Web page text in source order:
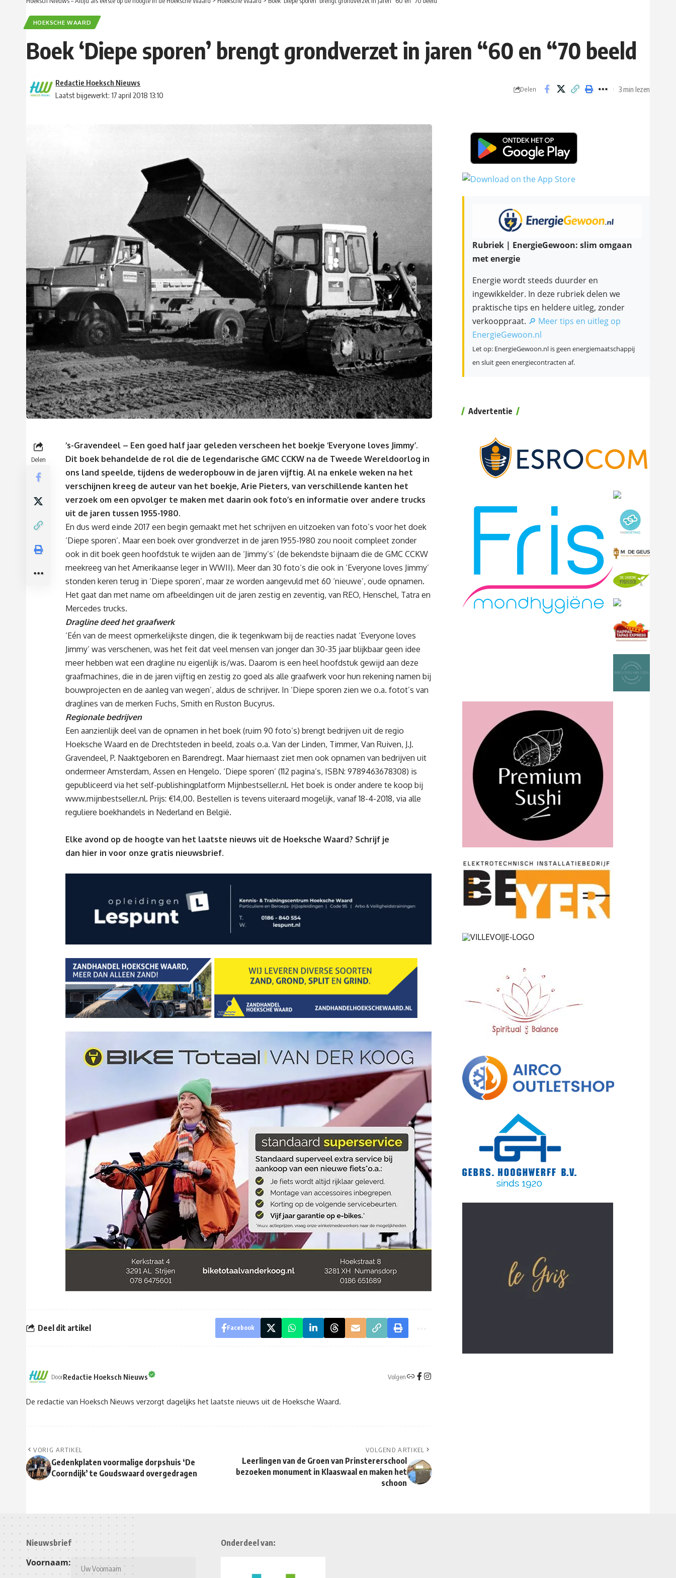
HOEKSCHE WAARD
Boek ‘Diepe sporen’ brengt grondverzet in jaren “60 en “70 beeld
Laatst bijgewerkt: 17 april 2018 13:10
Redactie Hoeksch Nieuws
Delen 3 min lezen
Delen
‘s-Gravendeel – Een goed half jaar geleden verscheen het boekje ‘Everyone loves Jimmy’.
Dit boek behandelde de rol die de legendarische GMC CCKW na de Tweede Wereldoorlog in
ons land speelde, tijdens de wederopbouw in de jaren vijftig. Al na enkele weken na het
verschijnen kreeg de auteur van het boekje, Arie Pieters, van verschillende kanten het
verzoek om een opvolger te maken met daarin ook foto’s en informatie over andere trucks
uit de jaren tussen 1955-1980.
En dus werd einde 2017 een begin gemaakt met het schrijven en uitzoeken van foto’s voor het doek
‘Diepe sporen’. Maar een boek over grondverzet in de jaren 1955-1980 zou nooit compleet zonder
ook in dit boek geen hoofdstuk te wijden aan de ‘Jimmy’s’ (de bekendste bijnaam die de GMC CCKW
meekreeg van het Amerikaanse leger in WWII). Meer dan 30 foto’s die ook in ‘Everyone loves Jimmy’
stonden keren terug in ‘Diepe sporen’, maar ze worden aangevuld met 60 ‘nieuwe’, oude opnamen.
Het gaat dan met name om afbeeldingen uit de jaren zestig en zeventig, van REO, Henschel, Tatra en
Mercedes trucks.
Dragline deed het graafwerk
‘Eén van de meest opmerkelijkste dingen, die ik tegenkwam bij de reacties nadat ‘Everyone loves
Jimmy’ was verschenen, was het feit dat veel mensen van jonger dan 30-35 jaar blijkbaar geen idee
meer hebben wat een dragline nu eigenlijk is/was. Daarom is een heel hoofdstuk gewijd aan deze
graafmachines, die in de jaren vijftig en zestig zo goed als alle graafwerk voor hun rekening namen bij
bouwprojecten en de aanleg van wegen’, aldus de schrijver. In ‘Diepe sporen zien we o.a. fotot’s van
draglines van de merken Fuchs, Smith en Ruston Bucyrus.
Regionale bedrijven
Een aanzienlijk deel van de opnamen in het boek (ruim 90 foto’s) brengt bedrijven uit de regio
Hoeksche Waard en de Drechtsteden in beeld, zoals o.a. Van der Linden, Timmer, Van Ruiven, J.J.
Gravendeel, P. Naaktgeboren en Barendregt. Maar hiernaast ziet men ook opnamen van bedrijven uit
ondermeer Amsterdam, Assen en Hengelo. ‘Diepe sporen’ (112 pagina’s, ISBN: 9789463678308) is
gepubliceerd via het self-publishingplatform Mijnbestseller.nl. Het boek is onder andere te koop bij
www.mijnbestseller.nl. Prijs: €14,00. Bestellen is tevens uiteraard mogelijk, vanaf 18-4-2018, via alle
reguliere boekhandels in Nederland en België.
Elke avond op de hoogte van het laatste nieuws uit de Hoeksche Waard? Schrijf je
dan hier in voor onze gratis nieuwsbrief.
Deel dit artikel Facebook
DoorRedactie Hoeksch Nieuws Volgen
De redactie van Hoeksch Nieuws verzorgt dagelijks het laatste nieuws uit de Hoeksche Waard.
VORIG ARTIKEL
Gedenkplaten voormalige dorpshuis ‘De
Coorndijk’ te Goudswaard overgedragen
VOLGEND ARTIKEL
Leerlingen van de Groen van Prinstererschool
bezoeken monument in Klaaswaal en maken het
schoon
Rubriek | EnergieGewoon: slim omgaan
met energie
Energie wordt steeds duurder en
ingewikkelder. In deze rubriek delen we
praktische tips en heldere uitleg, zonder
verkooppraat. 🔎 Meer tips en uitleg op
EnergieGewoon.nl
Let op: EnergieGewoon.nl is geen energiemaatschappij
en sluit geen energiecontracten af.
Advertentie
Nieuwsbrief
Voornaam:
Onderdeel van: